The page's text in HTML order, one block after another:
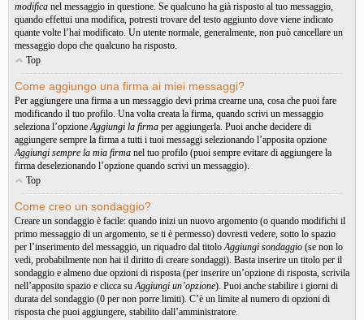
modifica nel messaggio in questione. Se qualcuno ha già risposto al tuo messaggio,
quando effettui una modifica, potresti trovare del testo aggiunto dove viene indicato
quante volte l’hai modificato. Un utente normale, generalmente, non può cancellare un
messaggio dopo che qualcuno ha risposto.
Top
Come aggiungo una firma ai miei messaggi?
Per aggiungere una firma a un messaggio devi prima crearne una, cosa che puoi fare
modificando il tuo profilo. Una volta creata la firma, quando scrivi un messaggio
seleziona l’opzioneAggiungi la firma per aggiungerla. Puoi anche decidere di
aggiungere sempre la firma a tutti i tuoi messaggi selezionando l’apposita opzione
Aggiungi sempre la mia firma nel tuo profilo (puoi sempre evitare di aggiungere la
firma deselezionando l’opzione quando scrivi un messaggio).
Top
Come creo un sondaggio?
Creare un sondaggio è facile: quando inizi un nuovo argomento (o quando modifichi il
primo messaggio di un argomento, se ti è permesso) dovresti vedere, sotto lo spazio
per l’inserimento del messaggio, un riquadro dal titoloAggiungi sondaggio (se non lo
vedi, probabilmente non hai il diritto di creare sondaggi). Basta inserire un titolo per il
sondaggio e almeno due opzioni di risposta (per inserire un’opzione di risposta, scrivila
nell’apposito spazio e clicca suAggiungi un’opzione). Puoi anche stabilire i giorni di
durata del sondaggio (0 per non porre limiti). C’è un limite al numero di opzioni di
risposta che puoi aggiungere, stabilito dall’amministratore.